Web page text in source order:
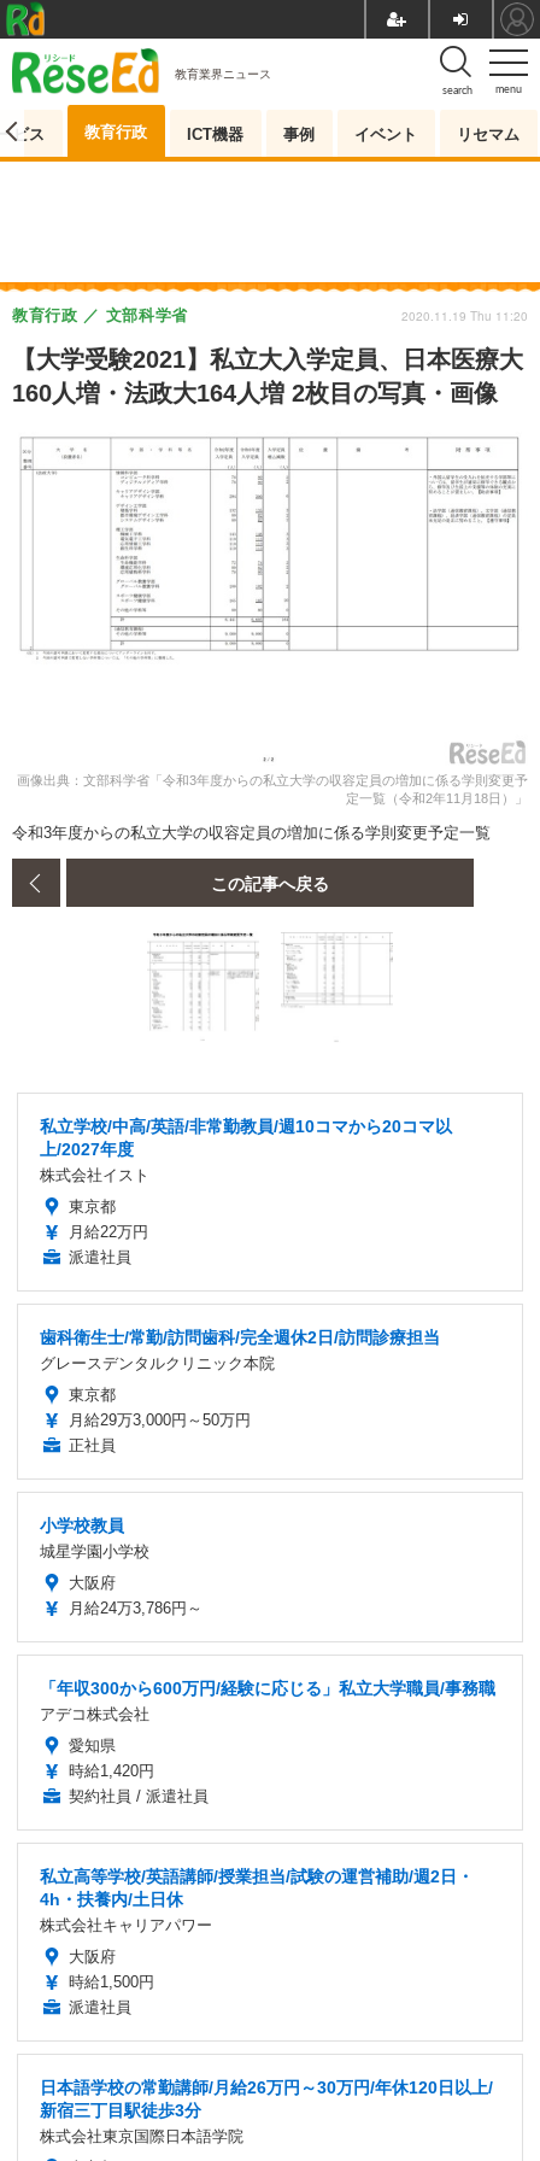
menu
search
教育業界ニュース
ビス 教育行政 ICT機器 事例 イベント リセマム
【大学受験2021】私立大入学定員、日本医療大
160人増・法政大164人増 2枚目の写真・画像
教育行政 文部科学省 2020.11.19 Thu 11:20
画像出典：文部科学省「令和3年度からの私立大学の収容定員の増加に係る学則変更予
定一覧（令和2年11月18日）」
令和3年度からの私立大学の収容定員の増加に係る学則変更予定一覧
この記事へ戻る
私立学校/中高/英語/非常勤教員/週10コマから20コマ以
上/2027年度
株式会社イスト
東京都
月給22万円
派遣社員
歯科衛生士/常勤/訪問歯科/完全週休2日/訪問診療担当
グレースデンタルクリニック本院
東京都
月給29万3,000円～50万円
正社員
小学校教員
城星学園小学校
大阪府
月給24万3,786円～
「年収300から600万円/経験に応じる」私立大学職員/事務職
アデコ株式会社
愛知県
時給1,420円
契約社員 / 派遣社員
私立高等学校/英語講師/授業担当/試験の運営補助/週2日・
4h・扶養内/土日休
株式会社キャリアパワー
大阪府
時給1,500円
派遣社員
日本語学校の常勤講師/月給26万円～30万円/年休120日以上/
新宿三丁目駅徒歩3分
株式会社東京国際日本語学院